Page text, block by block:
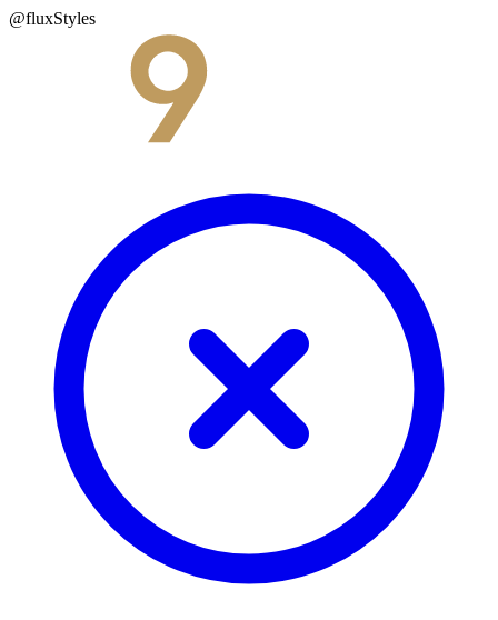
@fluxStyles